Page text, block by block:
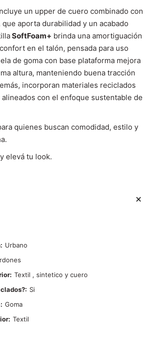
un upper de cuero combinado con
aporta durabilidad y un acabado
SoftFoam+ brinda una amortiguación
en el talón, pensada para uso
de goma con base plataforma mejora
altura, manteniendo buena tracción
incorporan materiales reciclados
con el enfoque sustentable de
quienes buscan comodidad, estilo y
elevá tu look.
Urbano
Textil , sintetico y cuero
Si
Goma
Textil